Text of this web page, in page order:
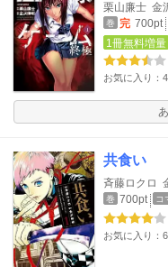
栗山廉士 金
巻 完 700pt
1冊無料増量
お気に入り：
共食い
斉藤ロクロ
巻 700pt コ
お気に入り：